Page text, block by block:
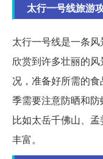
太行一号线旅游
太行一号线是一条
欣赏到许多壮丽的
况，准备好所需的
季需要注意防晒和防
比如太岳千佛山、
丰富。